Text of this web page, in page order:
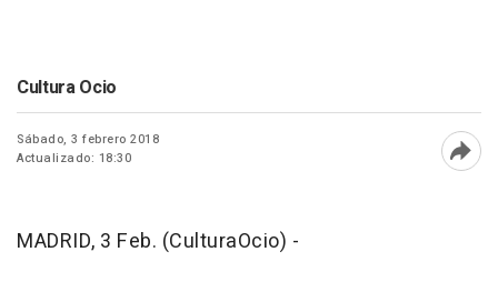
Cultura Ocio
Sábado, 3 febrero 2018
Actualizado: 18:30
MADRID, 3 Feb. (CulturaOcio) -